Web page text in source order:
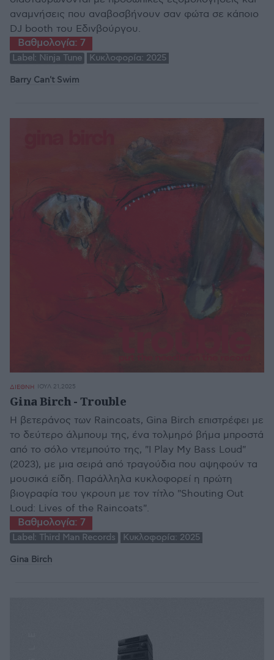
αναμνήσεις που αναβοσβήνουν σαν φώτα σε κάποιο
DJ booth του Εδινβούργου.
Βαθμολογία: 7
Label: Ninja Tune Κυκλοφορία: 2025
Barry Can't Swim
ΔΙΕΘΝΗ ΙΟΥΛ 21,2025
Gina Birch - Trouble
Η βετεράνος των Raincoats, Gina Birch επιστρέφει με
το δεύτερο άλμπουμ της, ένα τολμηρό βήμα μπροστά
από το σόλο ντεμπούτο της, "I Play My Bass Loud"
(2023), με μια σειρά από τραγούδια που αψηφούν τα
μουσικά είδη. Παράλληλα κυκλοφορεί η πρώτη
βιογραφία του γκρουπ με τον τίτλο "Shouting Out
Loud: Lives of the Raincoats".
Βαθμολογία: 7
Label: Third Man Records Κυκλοφορία: 2025
Gina Birch